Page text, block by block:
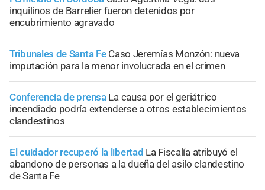
inquilinos de Barrelier fueron detenidos por
encubrimiento agravado
Tribunales de Santa Fe Caso Jeremías Monzón: nueva
imputación para la menor involucrada en el crimen
Conferencia de prensa La causa por el geriátrico
incendiado podría extenderse a otros establecimientos
clandestinos
El cuidador recuperó la libertad La Fiscalía atribuyó el
abandono de personas a la dueña del asilo clandestino
de Santa Fe